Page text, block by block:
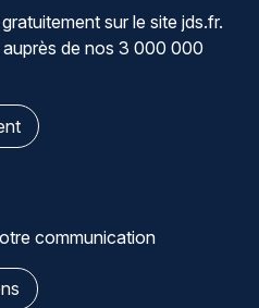
sur le site jds.fr.
de nos 3 000 000
communication